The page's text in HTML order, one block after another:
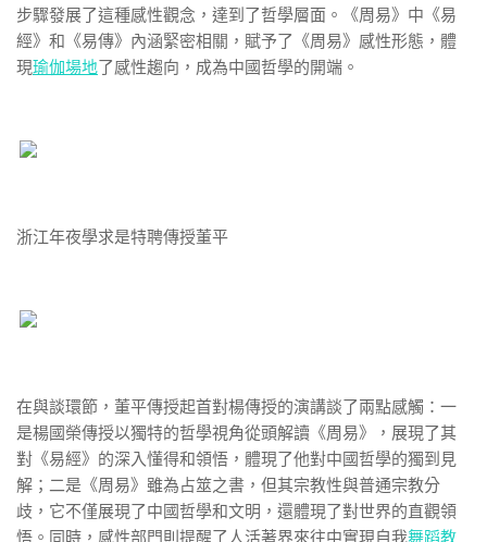
步驟發展了這種感性觀念，達到了哲學層面。《周易》中《易
經》和《易傳》內涵緊密相關，賦予了《周易》感性形態，體
現瑜伽場地了感性趨向，成為中國哲學的開端。
浙江年夜學求是特聘傳授董平
在與談環節，董平傳授起首對楊傳授的演講談了兩點感觸：一
是楊國榮傳授以獨特的哲學視角從頭解讀《周易》，展現了其
對《易經》的深入懂得和領悟，體現了他對中國哲學的獨到見
解；二是《周易》雖為占筮之書，但其宗教性與普通宗教分
歧，它不僅展現了中國哲學和文明，還體現了對世界的直觀領
悟。同時，感性部門則提醒了人活著界來往中實現自我舞蹈教